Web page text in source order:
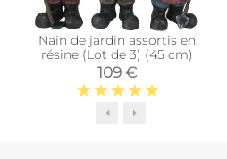
Nain de jardin assortis en
résine (Lot de 3) (45 cm)
109 €